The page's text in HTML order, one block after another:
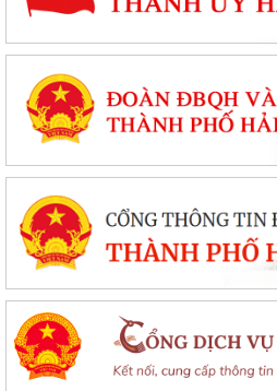
Chung kết toàn quốc Hội thi lực lượng
ở cơ sở giỏi lần thứ I tại...